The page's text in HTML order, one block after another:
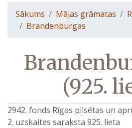
Sākums Mājas grāmatas
Brandenburgas
(925.
2942. fonds Rīgas pilsētas un
2. uzskaites saraksta 925. lieta